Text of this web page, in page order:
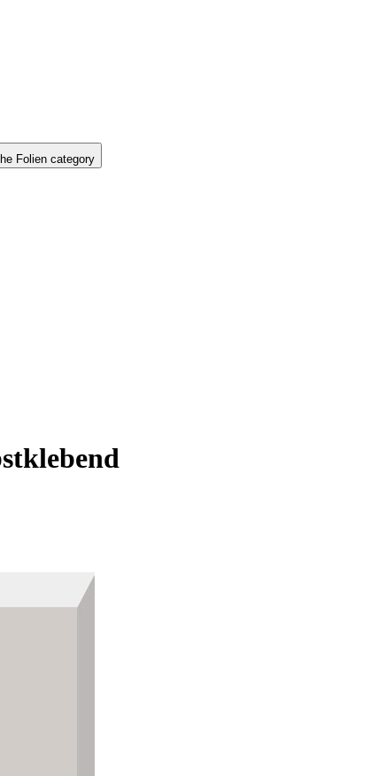
Folien category